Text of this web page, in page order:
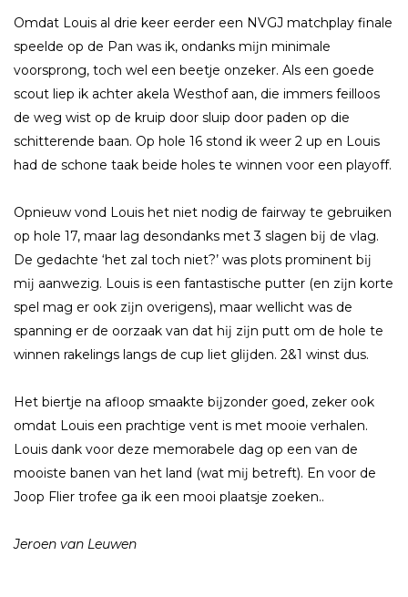
Omdat Louis al drie keer eerder een NVGJ matchplay finale
speelde op de Pan was ik, ondanks mĳn minimale
voorsprong, toch wel een beetje onzeker. Als een goede
scout liep ik achter akela Westhof aan, die immers feilloos
de weg wist op de kruip door sluip door paden op die
schitterende baan. Op hole 16 stond ik weer 2 up en Louis
had de schone taak beide holes te winnen voor een playoff.
Opnieuw vond Louis het niet nodig de fairway te gebruiken
op hole 17, maar lag desondanks met 3 slagen bĳ de vlag.
De gedachte ‘het zal toch niet?’ was plots prominent bĳ
mĳ aanwezig. Louis is een fantastische putter (en zĳn korte
spel mag er ook zĳn overigens), maar wellicht was de
spanning er de oorzaak van dat hĳ zĳn putt om de hole te
winnen rakelings langs de cup liet glĳden. 2&1 winst dus.
Het biertje na afloop smaakte bĳzonder goed, zeker ook
omdat Louis een prachtige vent is met mooie verhalen.
Louis dank voor deze memorabele dag op een van de
mooiste banen van het land (wat mĳ betreft). En voor de
Joop Flier trofee ga ik een mooi plaatsje zoeken..
Jeroen van Leuwen